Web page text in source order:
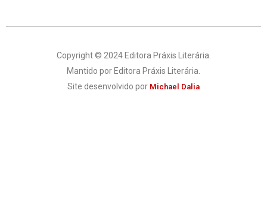
Copyright © 2024 Editora Práxis Literária.
Mantido por Editora Práxis Literária.
Site desenvolvido por Michael Dalia